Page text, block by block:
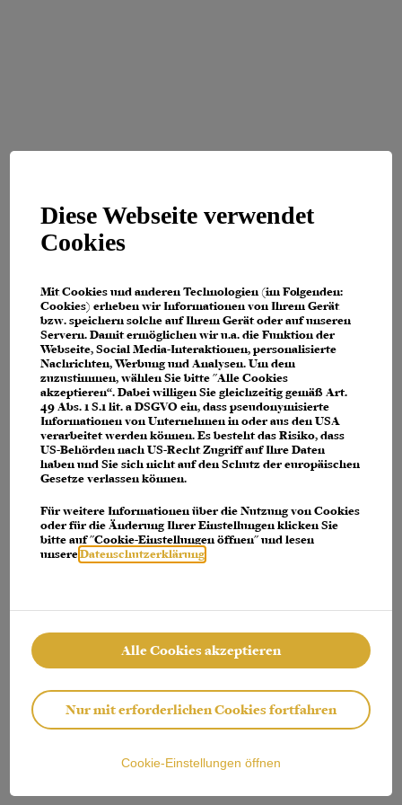
Diese Webseite verwendet
Cookies
Mit Cookies und anderen Technologien (im Folgenden:
Cookies) erheben wir Informationen von Ihrem Gerät
bzw. speichern solche auf Ihrem Gerät oder auf unseren
Servern. Damit ermöglichen wir u.a. die Funktion der
Webseite, Social Media-Interaktionen, personalisierte
Nachrichten, Werbung und Analysen. Um dem
zuzustimmen, wählen Sie bitte "Alle Cookies
akzeptieren“. Dabei willigen Sie gleichzeitig gemäß Art.
49 Abs. 1 S.1 lit. a DSGVO ein, dass pseudonymisierte
Informationen von Unternehmen in oder aus den USA
verarbeitet werden können. Es besteht das Risiko, dass
US-Behörden nach US-Recht Zugriff auf Ihre Daten
haben und Sie sich nicht auf den Schutz der europäischen
Gesetze verlassen können.
Für weitere Informationen über die Nutzung von Cookies
oder für die Änderung Ihrer Einstellungen klicken Sie
bitte auf "Cookie-Einstellungen öffnen" und lesen
unsereDatenschutzerklärung
Alle Cookies akzeptieren
Nur mit erforderlichen Cookies fortfahren
Cookie-Einstellungen öffnen
Application error: a client-side exception has occurred (see the browser
console for more information).